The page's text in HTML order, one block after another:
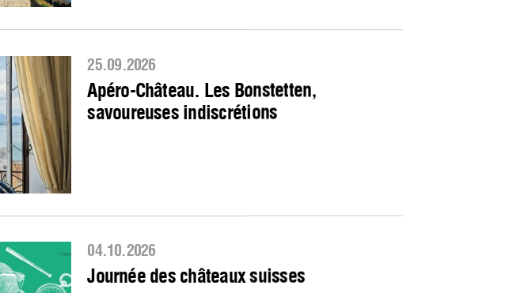
25.09.2026
Apéro-Château. Les Bonstetten,
savoureuses indiscrétions
04.10.2026
Journée des châteaux suisses